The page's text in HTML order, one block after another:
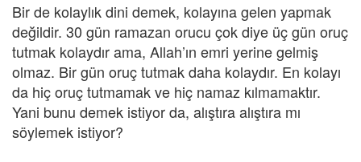
Bir de kolaylık dini demek, kolayına gelen yapmak
değildir. 30 gün ramazan orucu çok diye üç gün oruç
tutmak kolaydır ama, Allah’ın emri yerine gelmiş
olmaz. Bir gün oruç tutmak daha kolaydır. En kolayı
da hiç oruç tutmamak ve hiç namaz kılmamaktır.
Yani bunu demek istiyor da, alıştıra alıştıra mı
söylemek istiyor?